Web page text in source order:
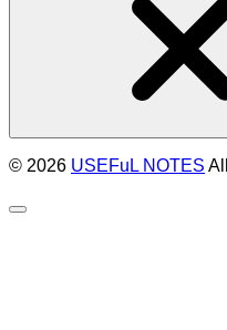
© 2026 USEFuL NOTES